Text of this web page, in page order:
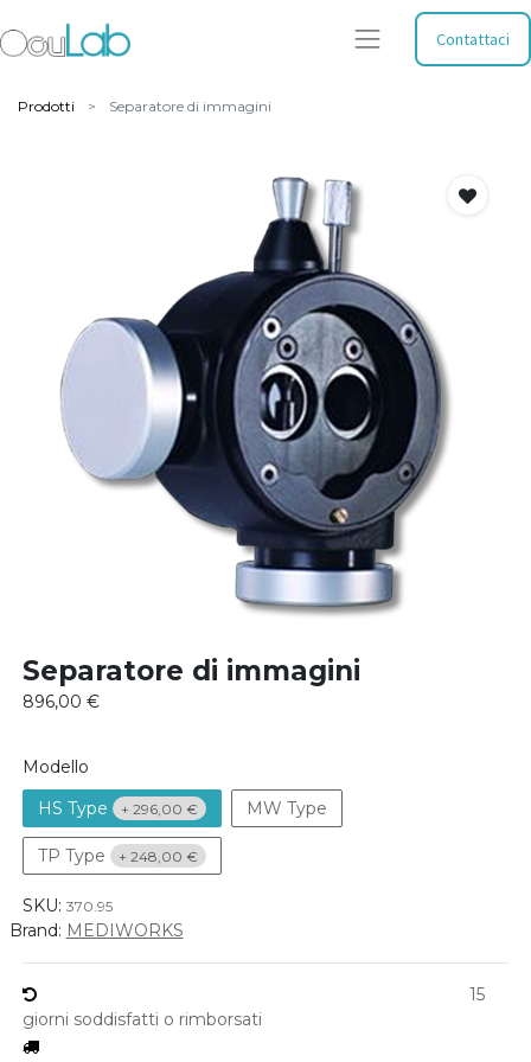
Contattaci
Prodotti Separatore di immagini
Separatore di immagini
896,00 €
Modello
HS Type
+ 296,00 € MW Type
TP Type + 248,00 €
SKU: 370.95
Brand: MEDIWORKS
15
giorni soddisfatti o rimborsati